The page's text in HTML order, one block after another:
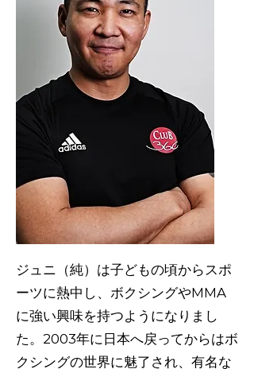
ジュニ（純）は子どもの頃からスポ
ーツに熱中し、ボクシングやMMA
に強い興味を持つようになりまし
た。2003年に日本へ戻ってからはボ
クシングの世界に魅了され、有名な